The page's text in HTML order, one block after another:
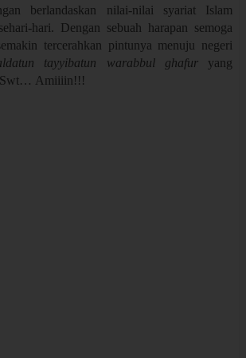
berlandaskan nilai-nilai syariat Islam
hari. Dengan sebuah harapan semoga
tercerahkan pintunya menuju negeri
tayyibatun warabbul ghafuryang
Swt… Amiiiin!!!